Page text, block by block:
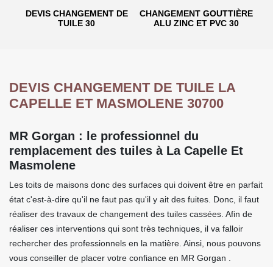
DEVIS CHANGEMENT DE
TUILE 30
CHANGEMENT GOUTTIÈRE
ALU ZINC ET PVC 30
DEVIS CHANGEMENT DE TUILE LA
CAPELLE ET MASMOLENE 30700
MR Gorgan : le professionnel du
remplacement des tuiles à La Capelle Et
Masmolene
Les toits de maisons donc des surfaces qui doivent être en parfait
état c'est-à-dire qu'il ne faut pas qu'il y ait des fuites. Donc, il faut
réaliser des travaux de changement des tuiles cassées. Afin de
réaliser ces interventions qui sont très techniques, il va falloir
rechercher des professionnels en la matière. Ainsi, nous pouvons
vous conseiller de placer votre confiance en MR Gorgan .